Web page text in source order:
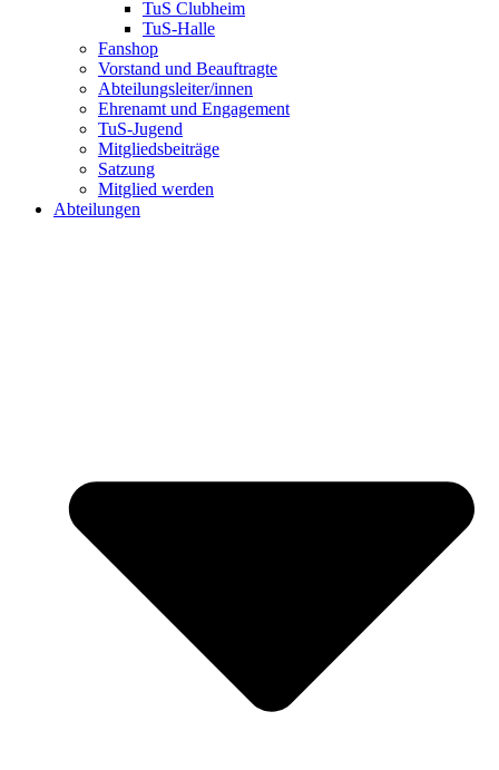
TuS Clubheim
TuS-Halle
Fanshop
Vorstand und Beauftragte
Abteilungsleiter/innen
Ehrenamt und Engagement
TuS-Jugend
Mitgliedsbeiträge
Satzung
Mitglied werden
Abteilungen